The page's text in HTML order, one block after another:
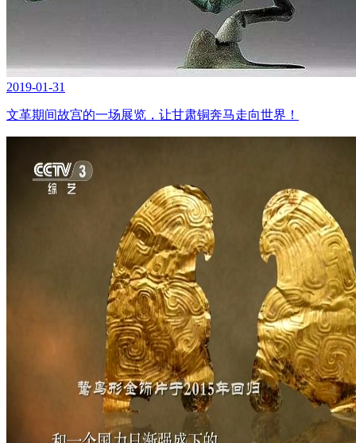
2019-01-31
文革期间故宫的一场展览，让甘肃铜奔马走向世界！